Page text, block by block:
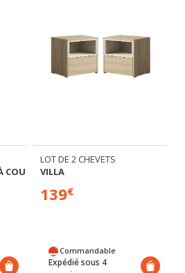
COUCHER
LOT DE 2 CHEVETS
VILLA
139€
Commandable
Expédié sous 4